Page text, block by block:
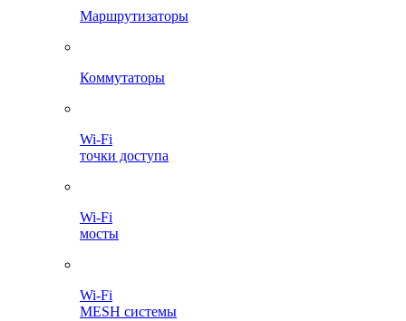
Маршрутизаторы
Коммутаторы
Wi-Fi
точки доступа
Wi-Fi
мосты
Wi-Fi
MESH системы